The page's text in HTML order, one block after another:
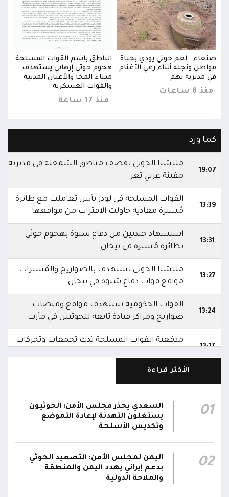
صنعاء.. لغم حوثي يودي بحياة
مواطن ونجله أثناء رعي الأغنام
في مديرية نهم
منذ 8 ساعات
الناطق باسم القوات المسلحة:
هجوم حوثي إرهابي يستهدف
ميناء المخا والأعيان المدنية
والقوات العسكرية
منذ 17 ساعة
كما ورد
19:07
مليشيا الحوثي تقصف مناطق الشمعلة في مديرية
مقبنة غربي تعز
13:39
القوات المسلحة في لودر بأبين تعاملت مع طائرة
مُسيرة معادية حاولت الاقتراب من مواقعها
13:31
استشهاد جنديين من دفاع شبوة بهجوم حوثي
بطائرة مُسيرة في بيحان
13:27
مليشيا الحوثي تستهدف بالصواريخ والمُسيرات
مواقع قوات دفاع شبوة في بيحان
13:24
القوات الحكومية تستهدف مواقع ومنصات
صواريخ ومراكز قيادة تابعة للحوثيين في مأرب
13:17
مدفعية القوات المسلحة تدك تجمعات وتحركات
06:19
اشتباكات بين قوات الجيش ومليشيا الحوثي في
الدفاعات الجوية تتعامل مع مسيرات معادية في
أجواء مدينة المخا
الأكثر قراءة
01
السعدي يحذر مجلس الأمن: الحوثيون
يستغلون التهدئة لإعادة التموضع
وتكديس الأسلحة
02
اليمن لمجلس الأمن: التصعيد الحوثي
بدعم إيراني يهدد اليمن والمنطقة
والملاحة الدولية